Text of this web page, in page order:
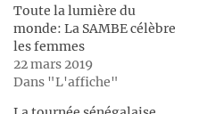
Toute la lumière du
monde: La SAMBE célèbre
les femmes
22 mars 2019
Dans "L'affiche"